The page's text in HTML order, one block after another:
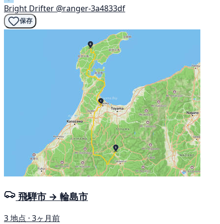
Bright Drifter @ranger-3a4833df
保存
飛騨市 → 輪島市
3 地点 · 3ヶ月前